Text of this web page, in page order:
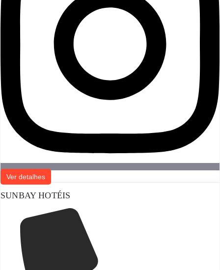
Ver detalhes
SUNBAY HOTÉIS